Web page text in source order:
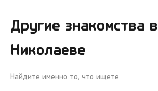
Другие знакомства в
Николаеве
Найдите именно то, что ищете